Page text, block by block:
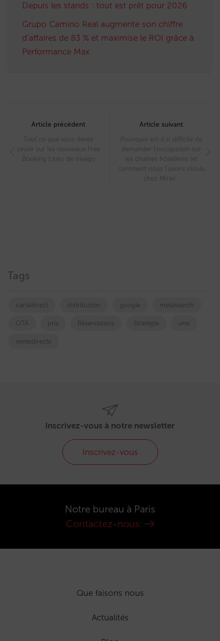
Depuis les stands : tout est prêt pour 2026
Grupo Camino Real augmente son chiffre
d’affaires de 83 % et maximise le ROI grâce à
Performance Max
navigation
Article précédent
Tout ce que vous devez
savoir sur les nouveaux Free
Booking Links de trivago
Article suivant
Pourquoi est-il si difficile de
demander l’occupation sur
les chaînes hôtelières (et
comment nous l’avons résolu
chez Mirai)
Tags
canaldirect distribution google metasearch
OTA prix Réservations Stratégie une
ventedirecte
Inscrivez-vous à notre newsletter
Inscrivez-vous
Notre bureau à Paris
Contactez-nous
Que faisons nous
Actualités